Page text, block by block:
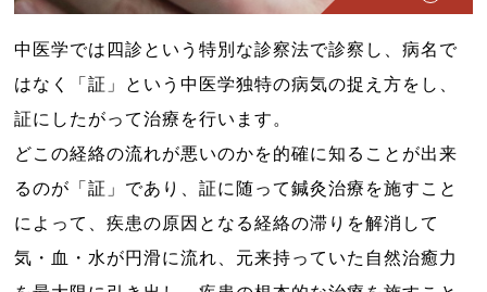
中医学では四診という特別な診察法で診察し、病名で
はなく「証」という中医学独特の病気の捉え方をし、
証にしたがって治療を行います。
どこの経絡の流れが悪いのかを的確に知ることが出来
るのが「証」であり、証に随って鍼灸治療を施すこと
によって、疾患の原因となる経絡の滞りを解消して
気・血・水が円滑に流れ、元来持っていた自然治癒力